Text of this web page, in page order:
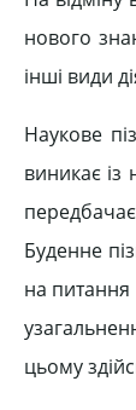
нового
інші види
Наукове
виникає із
Буденне
на питання
цьому